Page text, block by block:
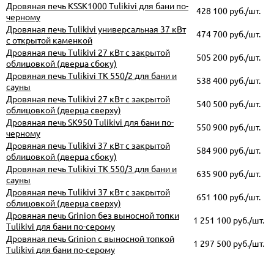
Дровяная печь KSSK1000 Tulikivi для бани по-
черному
428 100 руб./шт.
Дровяная печь Tulikivi универсальная 37 кВт
с открытой каменкой
474 700 руб./шт.
Дровяная печь Tulikivi 27 кВт с закрытой
облицовкой (дверца сбоку)
505 200 руб./шт.
Дровяная печь Tulikivi TK 550/2 для бани и
сауны
538 400 руб./шт.
Дровяная печь Tulikivi 27 кВт с закрытой
облицовкой (дверца сверху)
540 500 руб./шт.
Дровяная печь SK950 Tulikivi для бани по-
черному
550 900 руб./шт.
Дровяная печь Tulikivi 37 кВт с закрытой
облицовкой (дверца сбоку)
584 900 руб./шт.
Дровяная печь Tulikivi TK 550/3 для бани и
сауны
635 900 руб./шт.
Дровяная печь Tulikivi 37 кВт с закрытой
облицовкой (дверца сверху)
651 100 руб./шт.
Дровяная печь Grinion без выносной топки
Tulikivi для бани по-серому
1 251 100руб./шт.
Дровяная печь Grinion с выносной топкой
Tulikivi для бани по-серому
1 297 500руб./шт.